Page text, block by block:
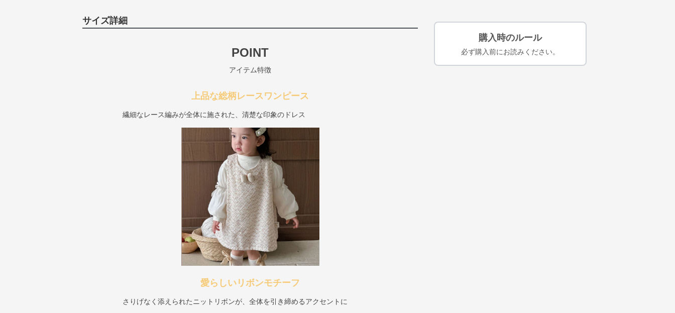
サイズ詳細
POINT
アイテム特徴
上品な総柄レースワンピース
繊細なレース編みが全体に施された、清楚な印象のドレス
愛らしいリボンモチーフ
さりげなく添えられたニットリボンが、全体を引き締めるアクセントに
購入時のルール
必ず購入前にお読みください。